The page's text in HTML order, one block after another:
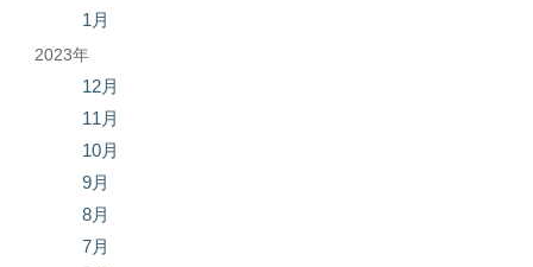
1月
2023年
12月
11月
10月
9月
8月
7月